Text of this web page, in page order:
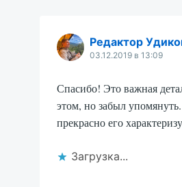
Редактор
03.12.2019 в 13:09
Спасибо! Это важная
этом, но забыл
прекрасно его
Загрузка...